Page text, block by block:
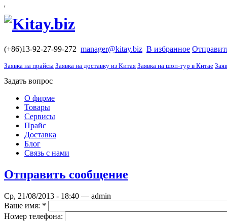
'
(+86)13-92-27-99-272 manager@kitay.biz В избранное
Заявка на прайсы Заявка на доставку из Китая Заявка на шоп-тур в Китае
Задать вопрос
О фирме
Товары
Сервисы
Прайс
Доставка
Блог
Связь с нами
Отправить сообщение
Ср, 21/08/2013 - 18:40 — admin
Ваше имя: *
Номер телефона: